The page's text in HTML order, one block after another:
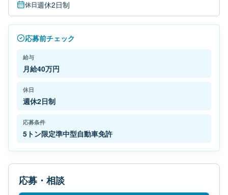
休日週休2日制
応募前チェック
給与
月給40万円
休日
週休2日制
応募条件
5トン限定準中型自動車免許
応募・相談